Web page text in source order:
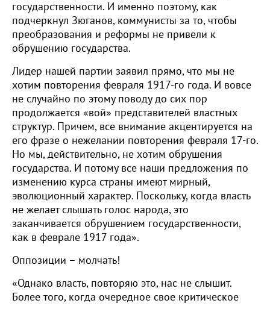
государственности. И именно поэтому, как
подчеркнул Зюганов, коммунисты за то, чтобы
преобразования и реформы не привели к
обрушению государства.
Лидер нашей партии заявил прямо, что мы не
хотим повторения февраля 1917-го года. И вовсе
не случайно по этому поводу до сих пор
продолжается «вой» представителей властных
структур. Причем, все внимание акцентируется на
его фразе о нежелании повторения февраля 17-го.
Но мы, действительно, не хотим обрушения
государства. И потому все наши предложения по
изменению курса страны имеют мирный,
эволюционный характер. Поскольку, когда власть
не желает слышать голос народа, это
заканчивается обрушением государственности,
как в феврале 1917 года».
Оппозиции – молчать!
«Однако власть, повторяю это, нас не слышит.
Более того, когда очередное свое критическое